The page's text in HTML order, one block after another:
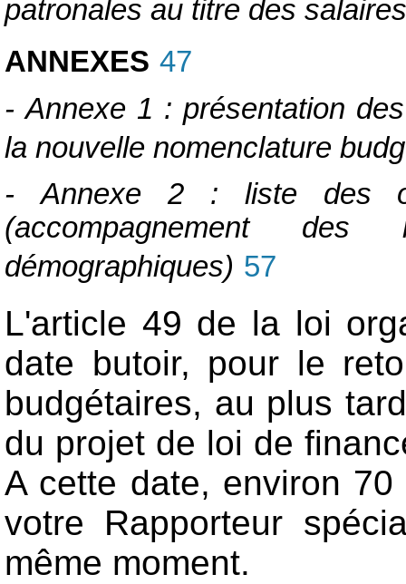
patronales au titre des
ANNEXES 47
- Annexe 1 : présentation
la nouvelle nomenclature
- Annexe 2 : liste des
(accompagnement
démographiques) 57
L'article 49 de la loi
date butoir, pour le
budgétaires, au plus
du projet de loi de
A cette date, environ
votre Rapporteur
même moment.